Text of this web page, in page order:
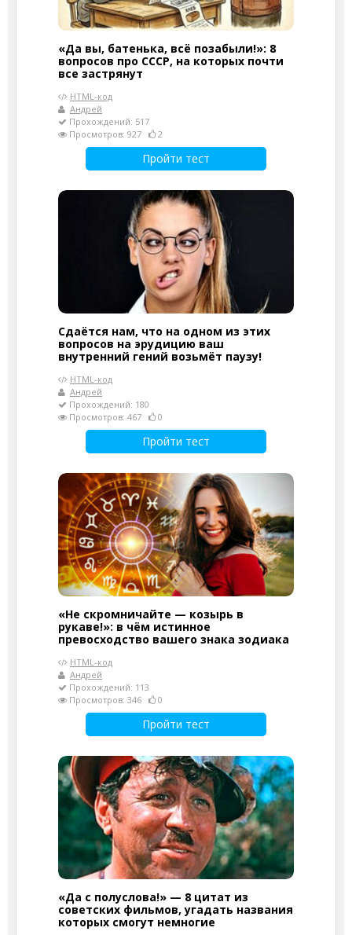
«Да вы, батенька, всё позабыли!»: 8
вопросов про СССР, на которых почти
все застрянут
HTML-код
Андрей
Прохождений: 517
Просмотров: 927
2
Пройти тест
Сдаётся нам, что на одном из этих
вопросов на эрудицию ваш
внутренний гений возьмёт паузу!
HTML-код
Андрей
Прохождений: 180
Просмотров: 467
0
Пройти тест
«Не скромничайте — козырь в
рукаве!»: в чём истинное
превосходство вашего знака зодиака
HTML-код
Андрей
Прохождений: 113
Просмотров: 346
0
Пройти тест
«Да с полуслова!» — 8 цитат из
советских фильмов, угадать названия
которых смогут немногие